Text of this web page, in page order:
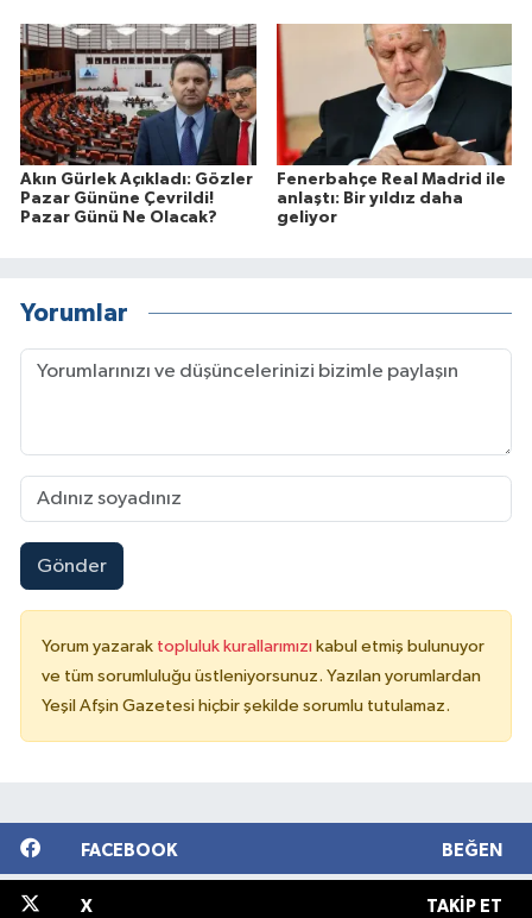
Akın Gürlek Açıkladı: Gözler
Pazar Gününe Çevrildi!
Pazar Günü Ne Olacak?
Fenerbahçe Real Madrid ile
anlaştı: Bir yıldız daha
geliyor
Yorumlar
Gönder
Yorum yazarak topluluk kurallarımızı kabul etmiş bulunuyor
ve tüm sorumluluğu üstleniyorsunuz. Yazılan yorumlardan
Yeşil Afşin Gazetesi hiçbir şekilde sorumlu tutulamaz.
FACEBOOK BEĞEN
X TAKIP ET